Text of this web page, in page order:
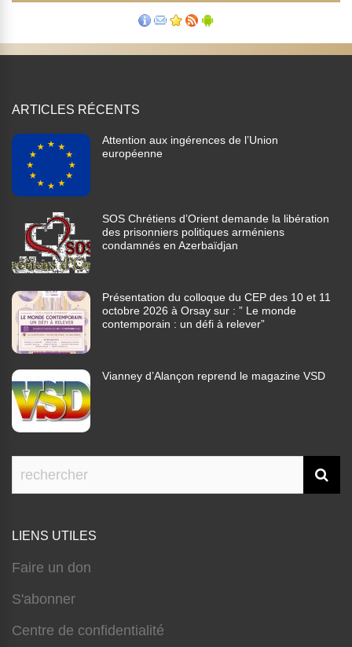
ARTICLES RÉCENTS
Attention aux ingérences de l’Union
européenne
SOS Chrétiens d’Orient demande la libération
des prisonniers politiques arméniens
condamnés en Azerbaïdjan
Présentation du colloque du CEP des 10 et 11
octobre 2026 à Orsay sur : ” Le monde
contemporain : un défi à relever”
Vianney d’Alançon reprend le magazine VSD
LIENS UTILES
Faire un don
S'abonner
Centre de confidentialité